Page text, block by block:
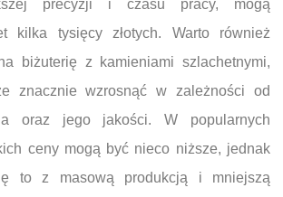
precyzji i czasu pracy, mogą
kilka tysięcy złotych. Warto również
biżuterię z kamieniami szlachetnymi,
znacznie wzrosnąć w zależności od
oraz jego jakości. W popularnych
ceny mogą być nieco niższe, jednak
to z masową produkcją i mniejszą